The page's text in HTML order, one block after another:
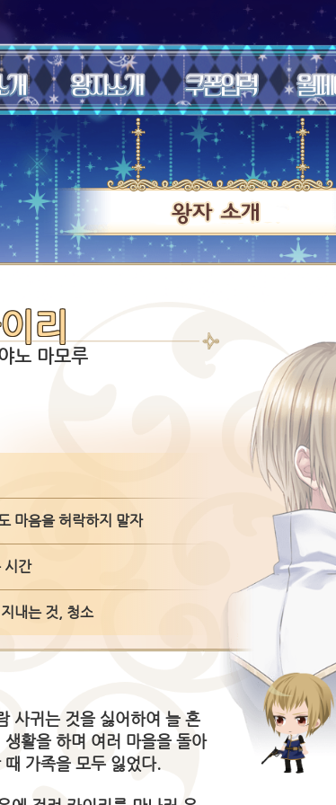
리
노 마모루
마음을 허락하지 말자
시간
내는 것, 청소
사귀는 것을 싫어하여 늘 혼
활을 하며 여러 마을을 돌아
가족을 모두 잃었다.